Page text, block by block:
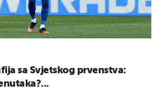
sa Svjetskog prvenstva: